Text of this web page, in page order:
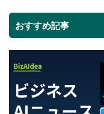
おすすめ記事